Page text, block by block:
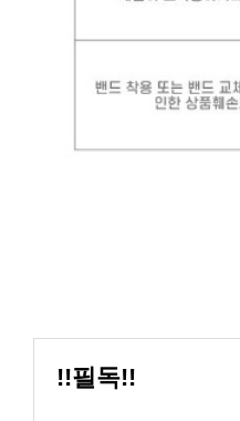
!!필독!!